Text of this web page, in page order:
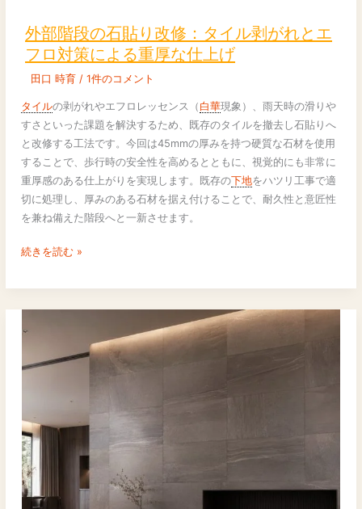
外部階段の石貼り改修：タイル剥がれとエ
フロ対策による重厚な仕上げ
田口 時育/1件のコメント
タイルの剥がれやエフロレッセンス（ 白華現象）、雨天時の滑りや
すさといった課題を解決するため、既存のタイルを撤去し石貼りへ
と改修する工法です。今回は45mmの厚みを持つ硬質な石材を使用
することで、歩行時の安全性を高めるとともに、視覚的にも非常に
重厚感のある仕上がりを実現します。既存の下地をハツリ工事で適
切に処理し、厚みのある石材を据え付けることで、耐久性と意匠性
を兼ね備えた階段へと一新させます。
階
段
の
貼
り
修：
タ
イ
ル
が
る
重
厚
な
続きを読む »